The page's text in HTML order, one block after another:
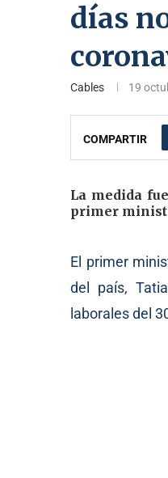
días
Cables 19
COMPARTIR
La medida
primer
El primer
del país,
laborales del